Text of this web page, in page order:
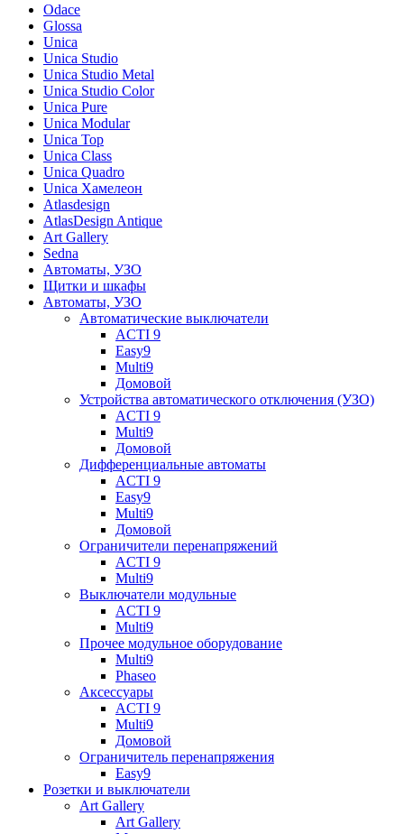
Odace
Glossa
Unica
Unica Studio
Unica Studio Metal
Unica Studio Color
Unica Pure
Unica Modular
Unica Top
Unica Class
Unica Quadro
Unica Хамелеон
Atlasdesign
AtlasDesign Antique
Art Gallery
Sedna
Автоматы, УЗО
Щитки и шкафы
Автоматы, УЗО
Автоматические выключатели
ACTI 9
Easy9
Multi9
Домовой
Устройства автоматического отключения (УЗО)
ACTI 9
Multi9
Домовой
Дифференциальные автоматы
ACTI 9
Easy9
Multi9
Домовой
Ограничители перенапряжений
ACTI 9
Multi9
Выключатели модульные
ACTI 9
Multi9
Прочее модульное оборудование
Multi9
Phaseo
Аксессуары
ACTI 9
Multi9
Домовой
Ограничитель перенапряжения
Easy9
Розетки и выключатели
Art Gallery
Art Gallery